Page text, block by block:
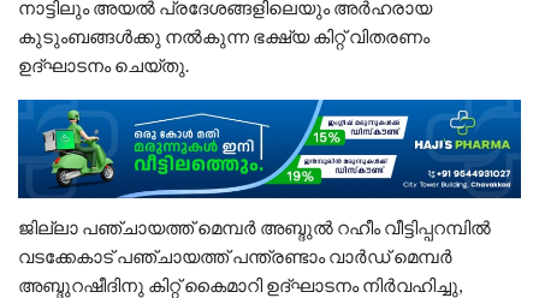
നാട്ടിലും അയൽ പ്രദേശങ്ങളിലെയും അർഹരായ
കുടുംബങ്ങൾക്കു നൽകുന്ന ഭക്ഷ്യ കിറ്റ് വിതരണം
ഉദ്ഘാടനം ചെയ്തു.
ജില്ലാ പഞ്ചായത്ത് മെമ്പർ അബ്ദുൽ റഹീം വീട്ടിപ്പറമ്പിൽ
വടക്കേകാട് പഞ്ചായത്ത് പന്ത്രണ്ടാം വാർഡ് മെമ്പർ
അബ്ദുറഷീദിനു കിറ്റ് കൈമാറി ഉദ്ഘാടനം നിർവഹിച്ചു,